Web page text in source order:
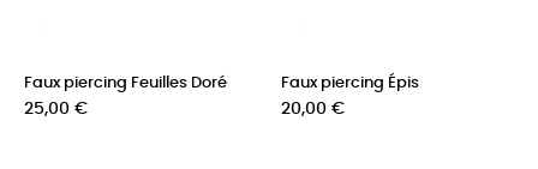
Faux piercing Feuilles Doré
Prix
25,00 €
Faux piercing Épis
Prix
20,00 €